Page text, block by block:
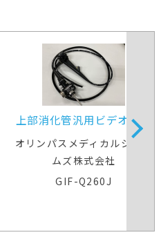
上部消化管汎用ビデオスコ
ープ
オリンパスメディカルシステ
ムズ株式会社
GIF-Q260J